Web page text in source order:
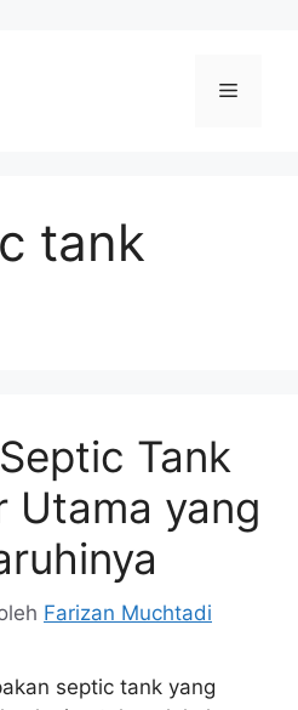
Menu
tank
Tank
Utama yang
Farizan Muchtadi
septic tank yang